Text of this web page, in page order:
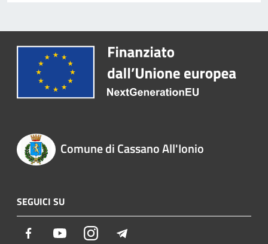
Comune di Cassano All'Ionio
SEGUICI SU
Facebook YoutubeInstagram